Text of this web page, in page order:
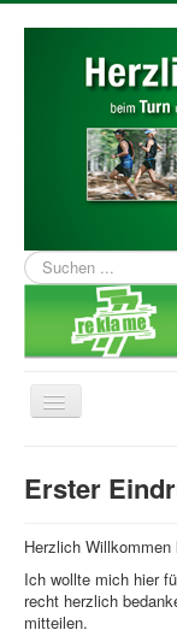
Suchen
...
Navigation
Über uns
News
Laufen
Links
Erster
Herzlich
Ich wollte mich hier
recht herzlich
mitteilen.